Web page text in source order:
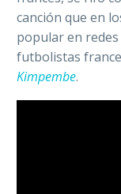
canción que en
popular en
futbolistas
Kimpembe.